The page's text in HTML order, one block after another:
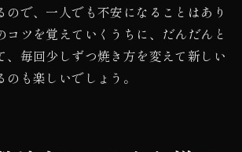
ので、一人でも不安になることはあり
コツを覚えていくうちに、だんだんと
、毎回少しずつ焼き方を変えて新しい
も楽しいでしょう。